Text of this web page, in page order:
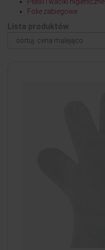
Folie zabiegowe
Lista produktów